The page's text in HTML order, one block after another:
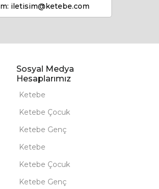
iletisim@ketebe.com
Sosyal Medya
Hesaplarımız
Ketebe
Ketebe Çocuk
Ketebe Genç
Ketebe
Ketebe Çocuk
Ketebe Genç